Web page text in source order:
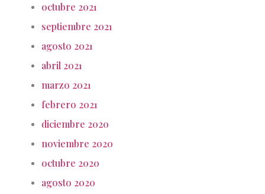
octubre 2021
septiembre 2021
agosto 2021
abril 2021
marzo 2021
febrero 2021
diciembre 2020
noviembre 2020
octubre 2020
agosto 2020